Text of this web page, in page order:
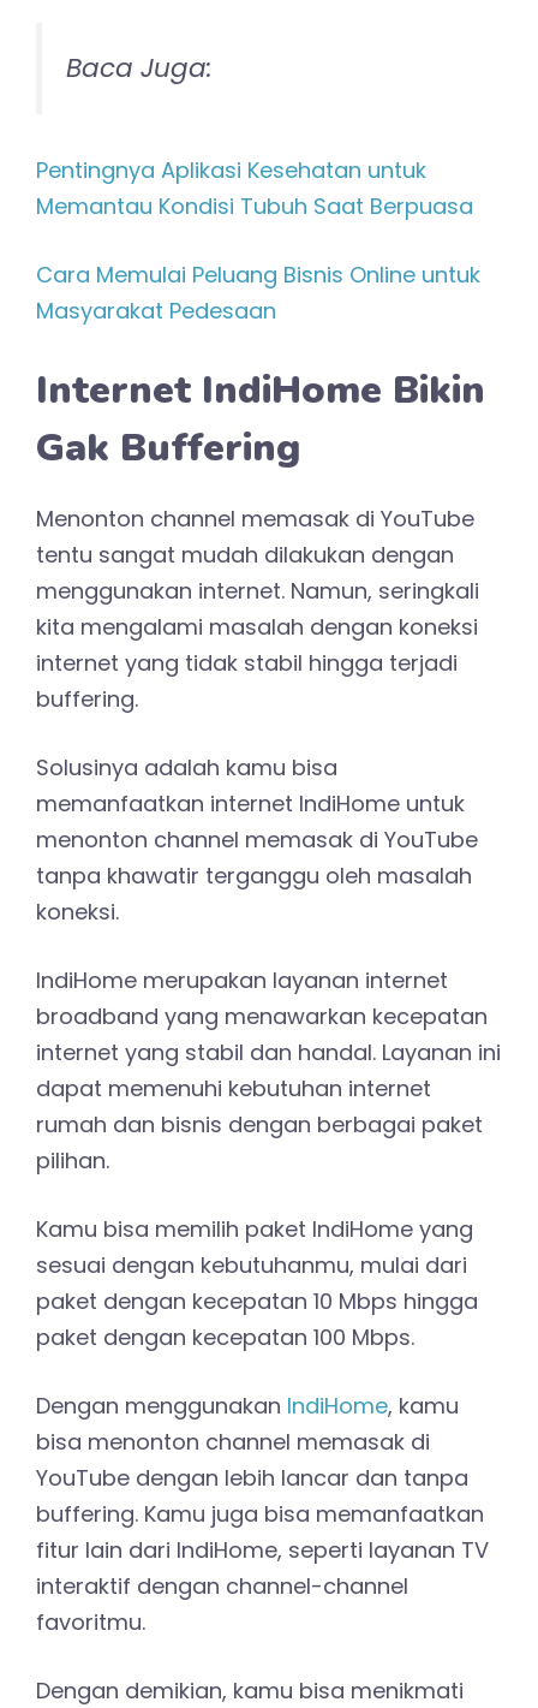
Baca Juga:
Pentingnya Aplikasi Kesehatan untuk
Memantau Kondisi Tubuh Saat Berpuasa
Cara Memulai Peluang Bisnis Online untuk
Masyarakat Pedesaan
Internet IndiHome Bikin
Gak Buffering
Menonton channel memasak di YouTube
tentu sangat mudah dilakukan dengan
menggunakan internet. Namun, seringkali
kita mengalami masalah dengan koneksi
internet yang tidak stabil hingga terjadi
buffering.
Solusinya adalah kamu bisa
memanfaatkan internet IndiHome untuk
menonton channel memasak di YouTube
tanpa khawatir terganggu oleh masalah
koneksi.
IndiHome merupakan layanan internet
broadband yang menawarkan kecepatan
internet yang stabil dan handal. Layanan ini
dapat memenuhi kebutuhan internet
rumah dan bisnis dengan berbagai paket
pilihan.
Kamu bisa memilih paket IndiHome yang
sesuai dengan kebutuhanmu, mulai dari
paket dengan kecepatan 10 Mbps hingga
paket dengan kecepatan 100 Mbps.
Dengan menggunakan IndiHome, kamu
bisa menonton channel memasak di
YouTube dengan lebih lancar dan tanpa
buffering. Kamu juga bisa memanfaatkan
fitur lain dari IndiHome, seperti layanan TV
interaktif dengan channel-channel
favoritmu.
Dengan demikian, kamu bisa menikmati